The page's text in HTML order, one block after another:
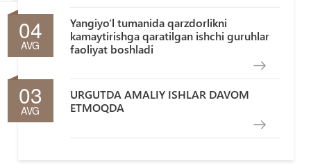
04
AVG
Yangiyo‘l tumanida qarzdorlikni
kamaytirishga qaratilgan ishchi guruhlar
faoliyat boshladi
03
AVG
URGUTDA AMALIY ISHLAR DAVOM
ETMOQDA